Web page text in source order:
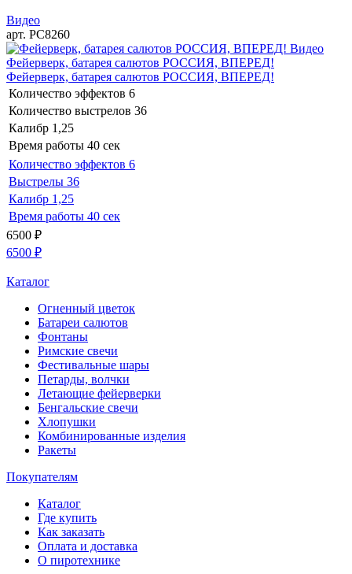
Видео
арт. РС8260
Видео
Фейерверк, батарея салютов РОССИЯ, ВПЕРЕД!
Фейерверк, батарея салютов РОССИЯ, ВПЕРЕД!
Количество эффектов 6
Количество выстрелов 36
Калибр 1,25
Время работы 40 сек
Количество эффектов 6
Выстрелы 36
Калибр 1,25
Время работы 40 сек
6500 ₽
6500 ₽
Каталог
Огненный цветок
Батареи салютов
Фонтаны
Римские свечи
Фестивальные шары
Петарды, волчки
Летающие фейерверки
Бенгальские свечи
Хлопушки
Комбинированные изделия
Ракеты
Покупателям
Каталог
Где купить
Как заказать
Оплата и доставка
О пиротехнике